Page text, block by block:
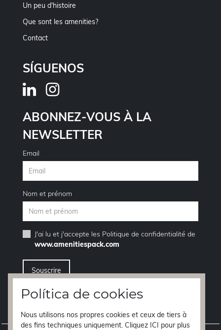
Un peu d'histoire
Que sont les amenities?
Contact
SÍGUENOS
ABONNEZ-VOUS À LA
NEWSLETTER
Email
Nom et prénom
J'ai lu et j'accepte les Politique de confidentialité de
www.amenitiespack.com
Je veux me désinscrire de la service de newsletter
Política de cookies
Nous utilisons nos propres cookies et ceux de tiers à
des fins techniques uniquement. Cliquez ICI pour plus